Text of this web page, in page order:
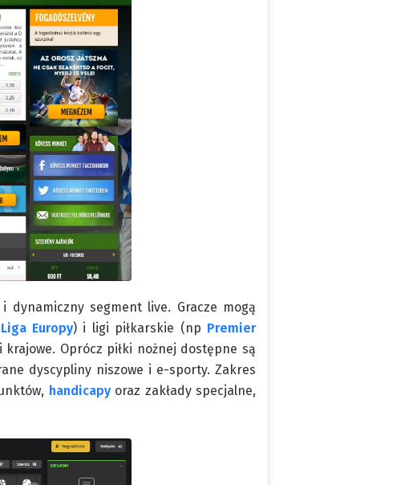
dynamiczny segment live. Gracze mogą
Liga Europy) i ligi piłkarskie (np Premier
Oprócz piłki nożnej dostępne są
dyscypliny niszowe i e-sporty. Zakres
handicapyoraz zakłady specjalne,